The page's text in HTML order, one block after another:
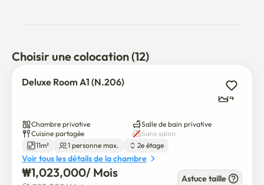
Privé 5G Wi-Fi
Lave-linge dans la chambre avec fonction de séchage
Micro-ondes
Climatiseur individuel
Bureau, garde-robe et rangement des tiroirs
Un système de soins partagés (AirDresser) est
Choisir une colocation (12)
Deluxe Room A1 (N.206)
4
Chambre privative
Salle de bain privative
Cuisine partagée
Sans salon
11m²
1 personne max. 2e étage
Voir tous les détails de la chambre
₩1,023,000/ Mois Astuce taille